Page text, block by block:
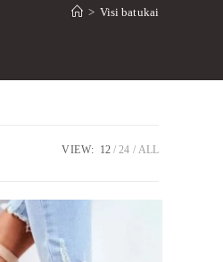
> Visi batukai
VIEW: 12 24 ALL